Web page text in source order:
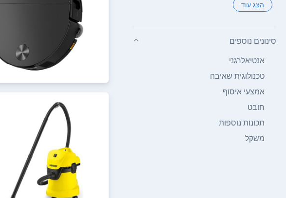
הצג עוד
סינונים נוספים
אנטיאלרגני
טכנולוגית שאיבה
אמצעי איסוף
חובט
תכונות נוספות
משקל